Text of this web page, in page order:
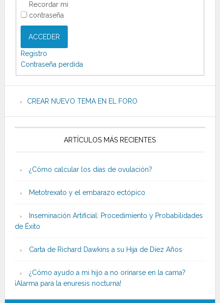
Recordar mi
contraseña
ACCEDER
Registro
Contraseña perdida
CREAR NUEVO TEMA EN EL FORO
ARTÍCULOS MÁS RECIENTES
¿Cómo calcular los días de ovulación?
Metotrexato y el embarazo ectópico
Inseminación Artificial: Procedimiento y Probabilidades
de Éxito
Carta de Richard Dawkins a su Hija de Diez Años
¿Cómo ayudo a mi hijo a no orinarse en la cama?
¡Alarma para la enuresis nocturna!